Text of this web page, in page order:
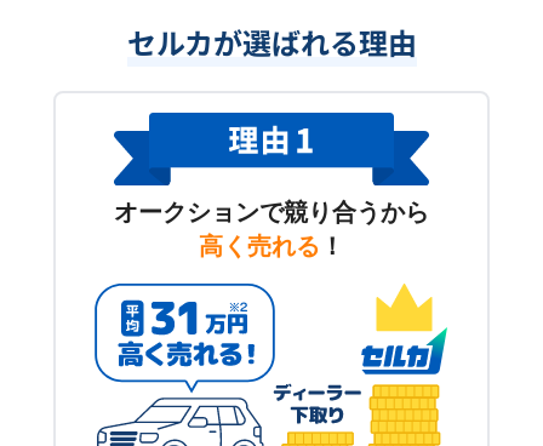
セルカが選ばれる理由
オークションで競り合うから
高く売れる ！